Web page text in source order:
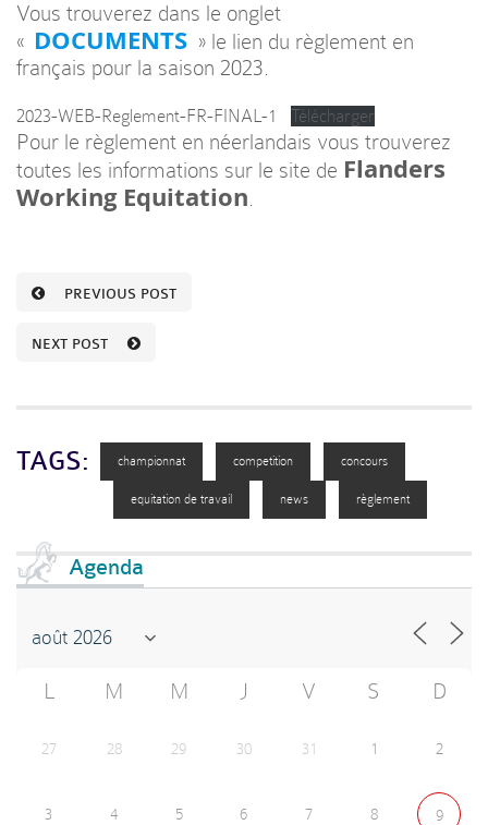
Vous trouverez dans le onglet
« DOCUMENTS » le lien du règlement en
français pour la saison 2023.
2023-WEB-Reglement-FR-FINAL-1 Télécharger
Pour le règlement en néerlandais vous trouverez
toutes les informations sur le site de Flanders
Working Equitation.
PREVIOUS POST
NEXT POST
TAGS: championnat competition concours
equitation de travail news règlement
Agenda
L M M J V S D
27 28 29 30 31 1 2
3 4 5 6 7 8 9